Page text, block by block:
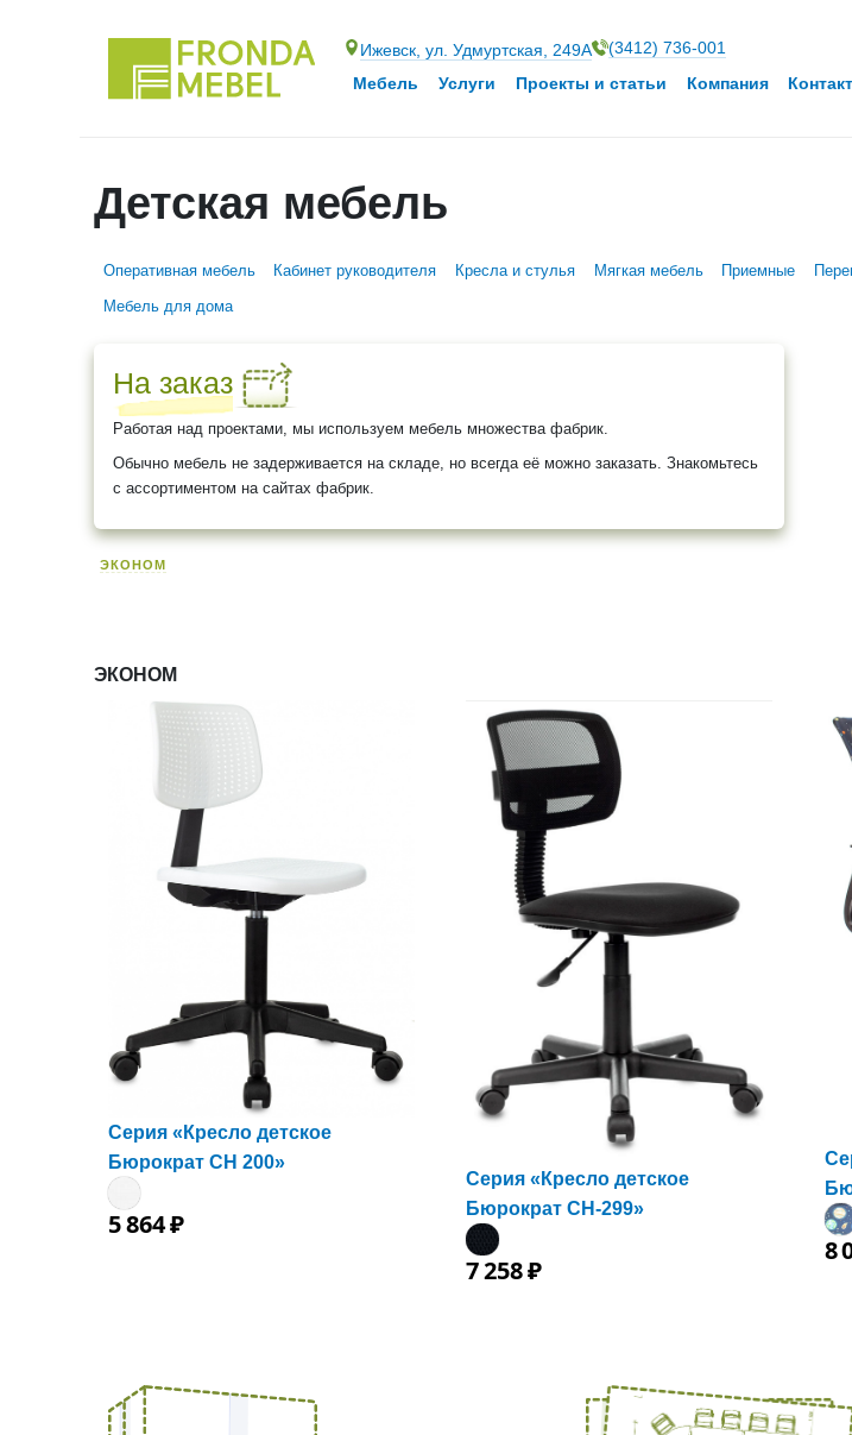
Ижевск, ул. Удмуртская, 249А
(3412) 736-001
Мебель
Услуги Проекты и статьи Компания
Детская мебель
Оперативная мебель Кабинет руководителя Кресла и стулья Мягкая мебель Приемные
Мебель для дома
На заказ
Работая над проектами, мы используем мебель множества фабрик.
Обычно мебель не задерживается на складе, но всегда её можно заказать. Знакомьтесь
с ассортиментом на сайтах фабрик.
ЭКОНОМ
ЭКОНОМ
Серия «Кресло детское
Бюрократ CH 200»
5864₽
Серия «Кресло детское
Бюрократ CH-299»
7258₽
8